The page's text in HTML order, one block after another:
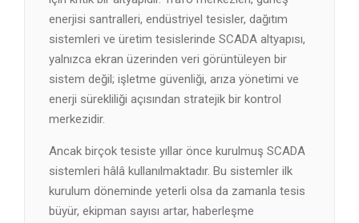
enerjisi santralleri, endüstriyel tesisler, dağıtım
sistemleri ve üretim tesislerinde SCADA altyapısı,
yalnızca ekran üzerinden veri görüntüleyen bir
sistem değil; işletme güvenliği, arıza yönetimi ve
enerji sürekliliği açısından stratejik bir kontrol
merkezidir.
Ancak birçok tesiste yıllar önce kurulmuş SCADA
sistemleri hâlâ kullanılmaktadır. Bu sistemler ilk
kurulum döneminde yeterli olsa da zamanla tesis
büyür, ekipman sayısı artar, haberleşme